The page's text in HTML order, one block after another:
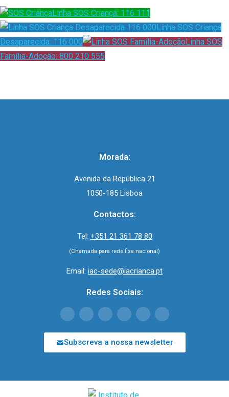
Linha SOS Criança: 116 111
Linha SOS Criança
Desaparecida: 116 000
Linha SOS
Família-Adoção: 800 210 555
Morada:
Avenida da República 21
1050-185 Lisboa
Contactos:
Tel: +351 21 361 78 80
(Chamada para rede fixa nacional)
Email: iac-sede@iacrianca.pt
Redes Sociais:
Subscreva a nossa newsletter